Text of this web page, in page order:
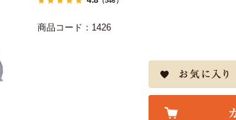
商品コード：1426